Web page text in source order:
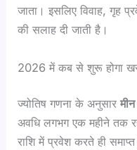
जाता। इसलिए विवाह, गृह
की सलाह दी जाती है।
2026 में कब से शुरू होगा
ज्योतिष गणना के अनुसार
अवधि लगभग एक महीने तक
राशि में प्रवेश करते ही समाप्त